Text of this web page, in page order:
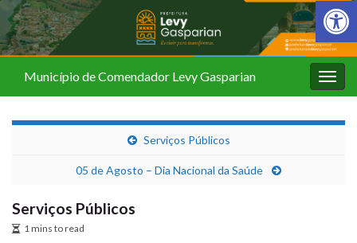
Barra de
Município de Comendador Levy Gasparian
Serviços Públicos
05 de Agosto – Dia Nacional da Saúde
Serviços Públicos
1 mins to read